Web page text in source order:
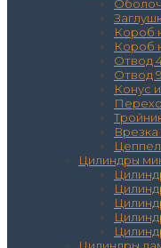
Короб
Короб
Отвод
Отвод
Конус
Цилиндры